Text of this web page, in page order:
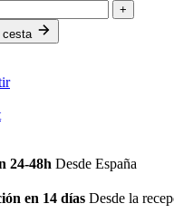
+
cesta
24-48h Desde España
en 14 días Desde la